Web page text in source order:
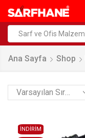
Ana Sayfa Shop
İNDİRİM